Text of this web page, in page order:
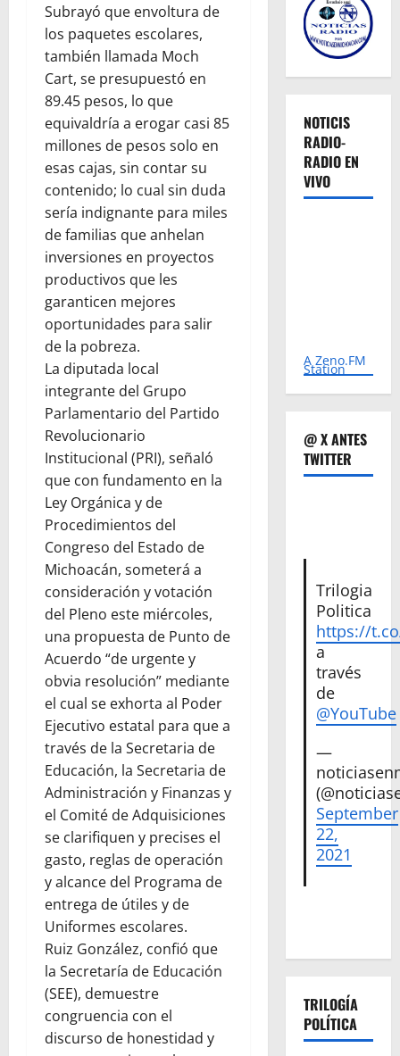
Subrayó que envoltura de
los paquetes escolares,
también llamada Moch
Cart, se presupuestó en
89.45 pesos, lo que
equivaldría a erogar casi 85
millones de pesos solo en
esas cajas, sin contar su
contenido; lo cual sin duda
sería indignante para miles
de familias que anhelan
inversiones en proyectos
productivos que les
garanticen mejores
oportunidades para salir
de la pobreza.
La diputada local
integrante del Grupo
Parlamentario del Partido
Revolucionario
Institucional (PRI), señaló
que con fundamento en la
Ley Orgánica y de
Procedimientos del
Congreso del Estado de
Michoacán, someterá a
consideración y votación
del Pleno este miércoles,
una propuesta de Punto de
Acuerdo “de urgente y
obvia resolución” mediante
el cual se exhorta al Poder
Ejecutivo estatal para que a
través de la Secretaria de
Educación, la Secretaria de
Administración y Finanzas y
el Comité de Adquisiciones
se clarifiquen y precises el
gasto, reglas de operación
y alcance del Programa de
entrega de útiles y de
Uniformes escolares.
Ruiz González, confió que
la Secretaría de Educación
(SEE), demuestre
congruencia con el
discurso de honestidad y
NOTICIS
RADIO-
RADIO EN
VIVO
A Zeno.FM
Station
@ X ANTES
TWITTER
Trilogia
Politica
https://
a
través
de
@YouTube
—
September
22,
2021
TRILOGÍA
POLÍTICA